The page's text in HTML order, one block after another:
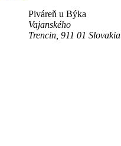
Piváreň u Býka
Vajanského
Trencin, 911 01 Slovakia